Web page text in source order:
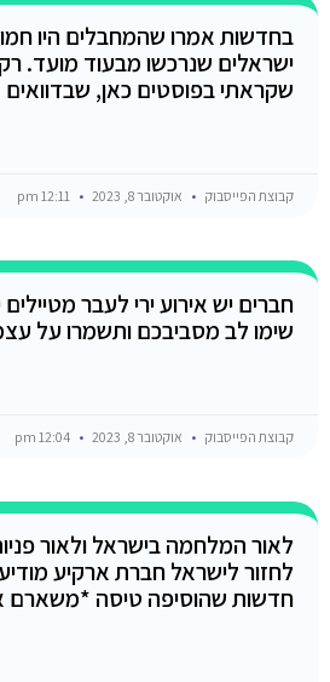
בחדשות אמרו שהמחבלים היו
ישראלים שנרכשו מבעוד מועד.
שקראתי בפוסטים כאן,
קבוצת הפייסבוק אוקטובר 8, 2023
חברים יש אירוע ירי לעבר
שימו לב מסביבכם ותשמרו על
קבוצת הפייסבוק אוקטובר 8, 2023
לאור המלחמה בישראל ולאור
חדשות שהוסיפה טיסה *משארם